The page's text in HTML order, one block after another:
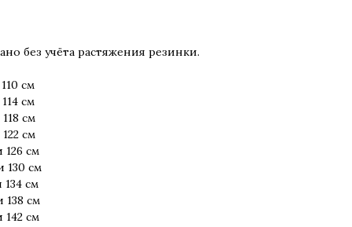
без учёта растяжения резинки.
см
см
см
см
см
130 см
см
138 см
см